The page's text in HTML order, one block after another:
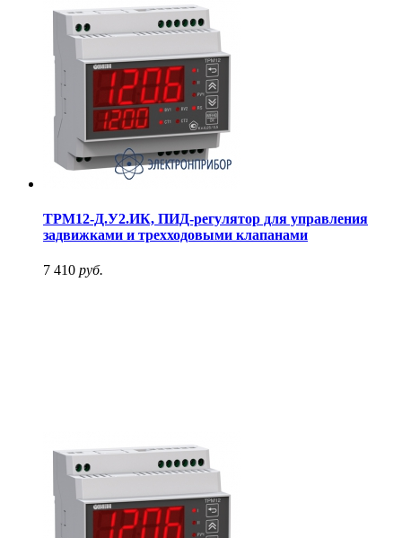
ТРМ12-Д.У2.ИК, ПИД-регулятор для управления
задвижками и трехходовыми клапанами
7 410 руб.